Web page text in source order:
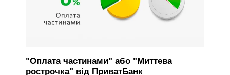
"Оплата частинами" або "Миттева
рострочка" від ПриватБанк